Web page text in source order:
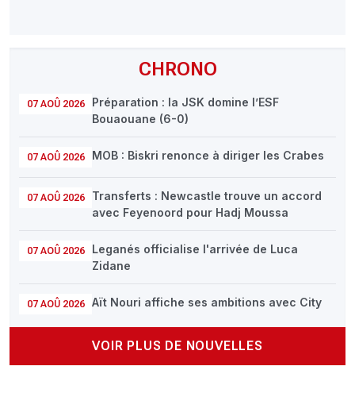
CHRONO
07 AOÛ 2026
Préparation : la JSK domine l’ESF
Bouaouane (6-0)
07 AOÛ 2026 MOB : Biskri renonce à diriger les Crabes
07 AOÛ 2026
Transferts : Newcastle trouve un accord
avec Feyenoord pour Hadj Moussa
07 AOÛ 2026
Leganés officialise l'arrivée de Luca
Zidane
07 AOÛ 2026 Aït Nouri affiche ses ambitions avec City
VOIR PLUS DE NOUVELLES